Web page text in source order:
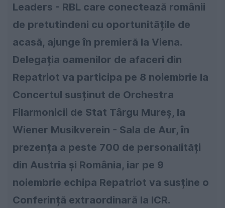
Leaders - RBL care conectează românii
de pretutindeni cu oportunitățile de
acasă, ajunge în premieră la Viena.
Delegația oamenilor de afaceri din
Repatriot va participa pe 8 noiembrie la
Concertul susținut de Orchestra
Filarmonicii de Stat Târgu Mureș, la
Wiener Musikverein - Sala de Aur, în
prezența a peste 700 de personalități
din Austria și România, iar pe 9
noiembrie echipa Repatriot va susține o
Conferință extraordinară la ICR.